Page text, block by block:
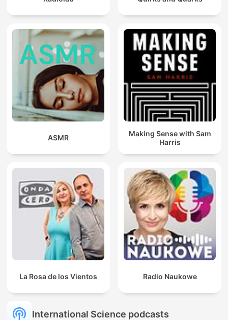
ASMR
Making Sense with Sam
Harris
La Rosa de los Vientos Radio Naukowe
International Science podcasts